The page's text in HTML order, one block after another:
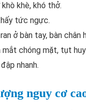
khò khè, khó thở.
tức ngực.
ở bàn tay, bàn chân
mắt chóng mặt, tụt
nhanh.
nguy cơ